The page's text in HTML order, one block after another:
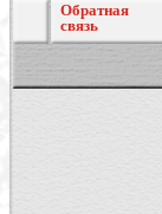
Обратная
связь